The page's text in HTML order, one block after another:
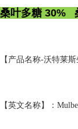
桑叶多糖 30%
【产品名称-沃特莱
【英文名称】：